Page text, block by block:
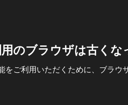
のブラウザは古くな
ご利用いただくために、ブラウ